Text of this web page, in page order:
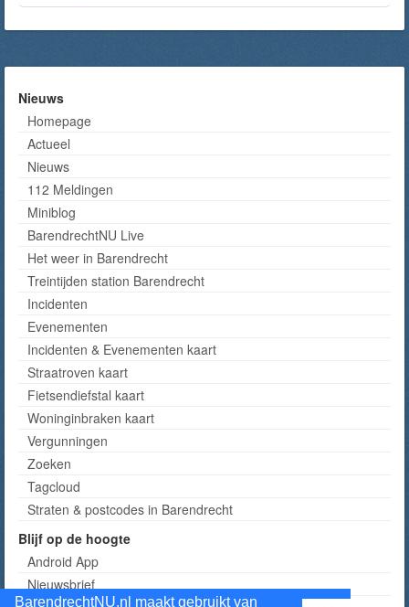
BarendrechtNU.nl maakt gebruikt van
Nieuws
Homepage
Actueel
Nieuws
112 Meldingen
Miniblog
BarendrechtNU Live
Het weer in Barendrecht
Treintijden station Barendrecht
Incidenten
Evenementen
Incidenten & Evenementen kaart
Straatroven kaart
Fietsendiefstal kaart
Woninginbraken kaart
Vergunningen
Zoeken
Tagcloud
Straten & postcodes in Barendrecht
Blijf op de hoogte
Android App
Nieuwsbrief